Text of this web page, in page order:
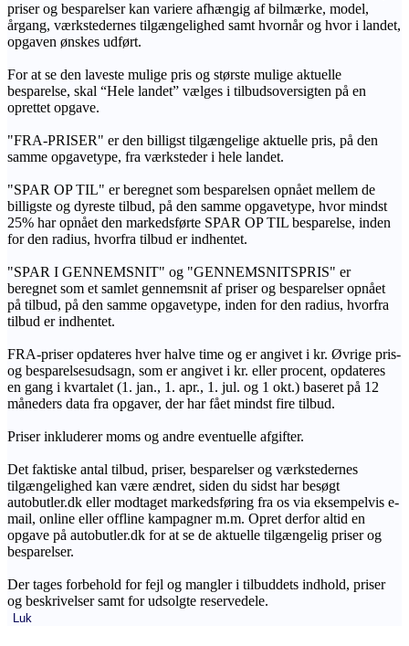
priser og besparelser kan variere afhængig af bilmærke, model,
årgang, værkstedernes tilgængelighed samt hvornår og hvor i landet,
opgaven ønskes udført.
For at se den laveste mulige pris og største mulige aktuelle
besparelse, skal “Hele landet” vælges i tilbudsoversigten på en
oprettet opgave.
"FRA-PRISER" er den billigst tilgængelige aktuelle pris, på den
samme opgavetype, fra værksteder i hele landet.
"SPAR OP TIL" er beregnet som besparelsen opnået mellem de
billigste og dyreste tilbud, på den samme opgavetype, hvor mindst
25% har opnået den markedsførte SPAR OP TIL besparelse, inden
for den radius, hvorfra tilbud er indhentet.
"SPAR I GENNEMSNIT" og "GENNEMSNITSPRIS" er
beregnet som et samlet gennemsnit af priser og besparelser opnået
på tilbud, på den samme opgavetype, inden for den radius, hvorfra
tilbud er indhentet.
FRA-priser opdateres hver halve time og er angivet i kr. Øvrige pris-
og besparelsesudsagn, som er angivet i kr. eller procent, opdateres
en gang i kvartalet (1. jan., 1. apr., 1. jul. og 1 okt.) baseret på 12
måneders data fra opgaver, der har fået mindst fire tilbud.
Priser inkluderer moms og andre eventuelle afgifter.
Det faktiske antal tilbud, priser, besparelser og værkstedernes
tilgængelighed kan være ændret, siden du sidst har besøgt
autobutler.dk eller modtaget markedsføring fra os via eksempelvis e-
mail, online eller offline kampagner m.m. Opret derfor altid en
opgave på autobutler.dk for at se de aktuelle tilgængelig priser og
besparelser.
Der tages forbehold for fejl og mangler i tilbuddets indhold, priser
og beskrivelser samt for udsolgte reservedele.
Luk